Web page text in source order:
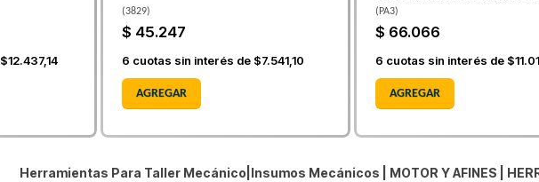
$12.437,14
(3829)
$ 45.247
6 cuotas sin interés de $7.541,10
AGREGAR
( PA3)
$ 66.066
6 cuotas sin interés de
AGREGAR
Herramientas Para Taller Mecánico|Insumos Mecánicos | MOTOR Y AFINES